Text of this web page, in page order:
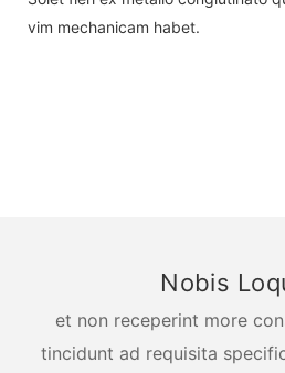
vim mechanicam habet.
Nobis
et non receperint more
tincidunt ad requisita